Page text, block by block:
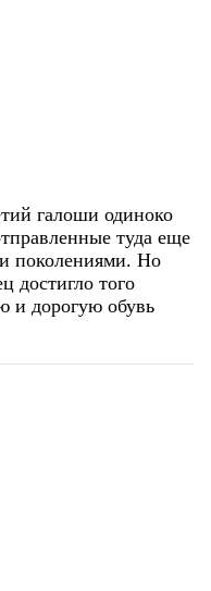
галоши одиноко
туда еще
поколениями. Но
достигло того
и дорогую обувь